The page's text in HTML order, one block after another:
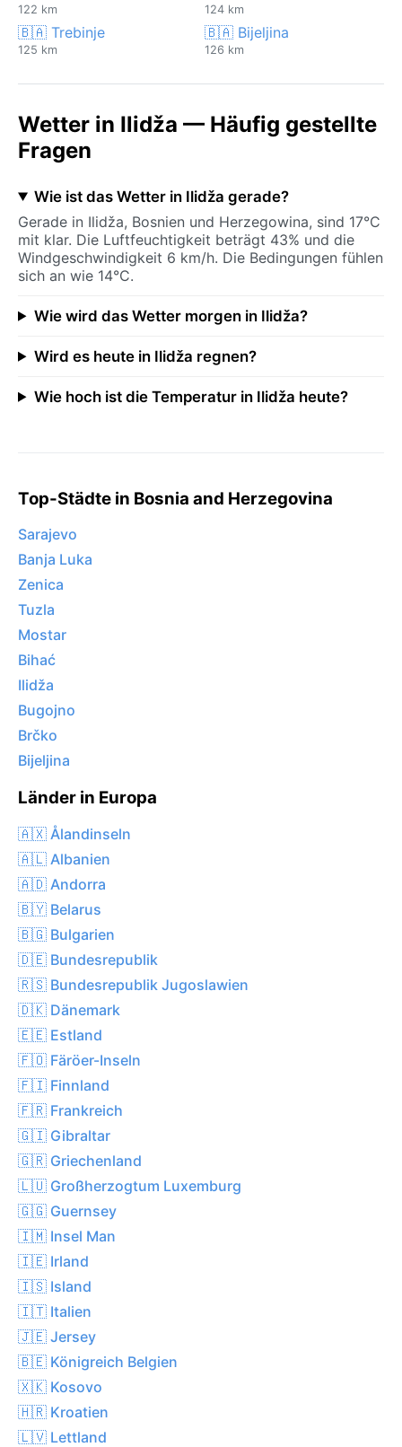
122 km 124 km
🇧🇦 Trebinje
125 km
🇧🇦 Bijeljina
126 km
Wetter in Ilidža — Häufig gestellte
Fragen
Wie ist das Wetter in Ilidža gerade?
Gerade in Ilidža, Bosnien und Herzegowina, sind 17°C
mit klar. Die Luftfeuchtigkeit beträgt 43% und die
Windgeschwindigkeit 6 km/h. Die Bedingungen fühlen
sich an wie 14°C.
Wie wird das Wetter morgen in Ilidža?
Wird es heute in Ilidža regnen?
Wie hoch ist die Temperatur in Ilidža heute?
Top-Städte in Bosnia and Herzegovina
Sarajevo
Banja Luka
Zenica
Tuzla
Mostar
Bihać
Ilidža
Bugojno
Brčko
Bijeljina
Länder in Europa
🇦🇽 Ålandinseln
🇦🇱 Albanien
🇦🇩 Andorra
🇧🇾 Belarus
🇧🇬 Bulgarien
🇩🇪 Bundesrepublik
🇷🇸 Bundesrepublik Jugoslawien
🇩🇰 Dänemark
🇪🇪 Estland
🇫🇴 Färöer-Inseln
🇫🇮 Finnland
🇫🇷 Frankreich
🇬🇮 Gibraltar
🇬🇷 Griechenland
🇱🇺 Großherzogtum Luxemburg
🇬🇬 Guernsey
🇮🇲 Insel Man
🇮🇪 Irland
🇮🇸 Island
🇮🇹 Italien
🇯🇪 Jersey
🇧🇪 Königreich Belgien
🇽🇰 Kosovo
🇭🇷 Kroatien
🇱🇻 Lettland